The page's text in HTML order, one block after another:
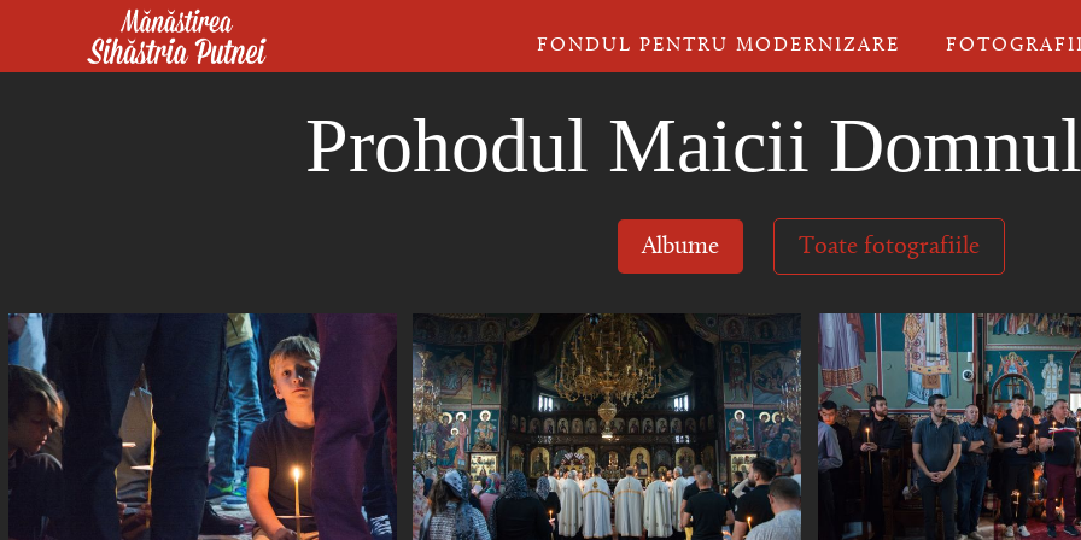
Mergi la conţinutul principal
FONDUL PENTRU MODERNIZARE FOTOGRAFII
Prohodul Maicii
Albume Toate fotografiile